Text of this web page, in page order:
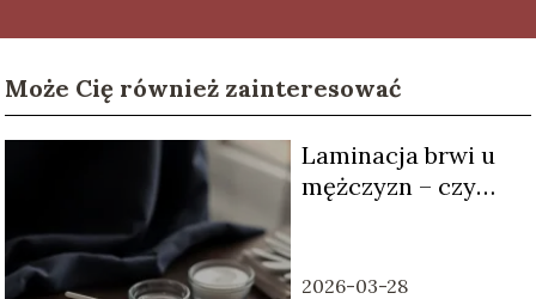
Może Cię również zainteresować
Laminacja brwi u
mężczyzn – czy
2026-03-28